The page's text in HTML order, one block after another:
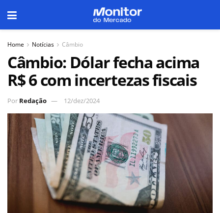
Home Notícias Câmbio
Câmbio: Dólar fecha acima
R$ 6 com incertezas fiscais
Por Redação 12/dez/2024